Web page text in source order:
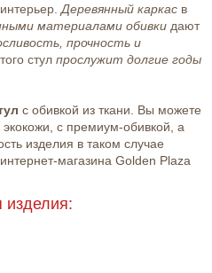
Деревянный каркас в
материалами обивки дают
прочность и
стул прослужит долгие годы
с обивкой из ткани. Вы можете
экокожи, с премиум-обивкой, а
изделия в таком случае
магазина Golden Plaza
изделия: